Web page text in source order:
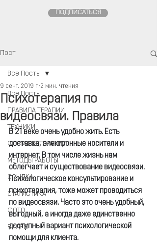
ПОДПИСАТЬСЯ
Пост
Все Посты
ПРАВИЛА ТЕРАПИИ
ТЕХНИКИ
ФОРМАТЫ ТЕРАПИИ
МЕТОДЫ РАБОТЫ
ССЫЛКА
СТАТИСТИКА
ФОТО
ВИДЕО
Все Посты
Психотерапия по
видеосвязи. Правила
9 сент. 2019 г. 2 мин. чтения
В 21 веке очень удобно жить. Есть
доставка, электронные носители и
интернет. В том числе жизнь нам
облегчает и существование видеосвязи.
Психологическое консультирование и
психотерапия, тоже может проводиться
по видеосвязи. Часто это очень удобный,
выгодный, а иногда даже единственно
доступный вариант психологической
помощи для клиента.